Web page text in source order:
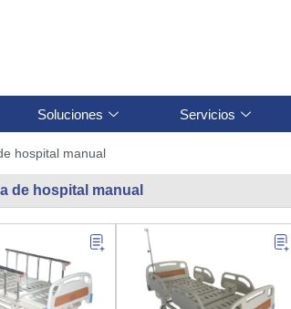
Soluciones Servicios
hospital manual
de hospital manual